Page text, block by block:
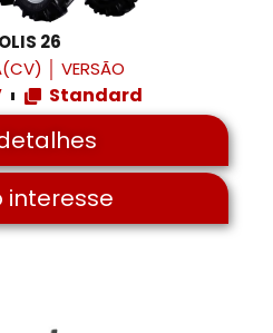
26
VERSÃO
Standard
interesse